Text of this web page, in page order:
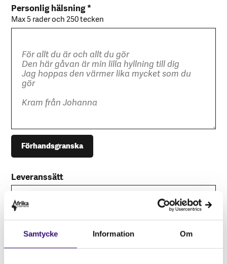
Samtycke Information Om
Personlig hälsning *
Max 5 rader och 250 tecken
Förhandsgranska
Leveranssätt
Skicka digitalt gåvobevis till dig själv eller någon
annan*
Ange e-post